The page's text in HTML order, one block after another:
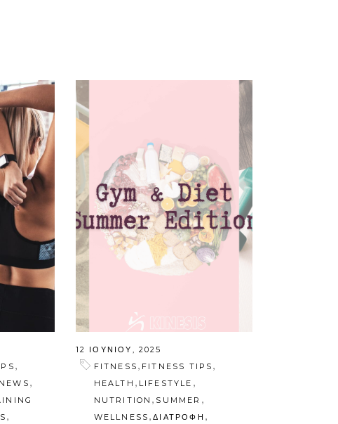
,
NEWS ,
,
12 ΙΟΥΝΊΟΥ, 2025
FITNESS , FITNESS TIPS ,
HEALTH , LIFESTYLE ,
NUTRITION , SUMMER ,
WELLNESS ,ΔΙΑΤΡΟΦΗ ,